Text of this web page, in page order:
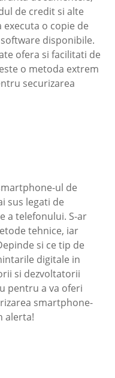
de credit si alte
o copie de
disponibile.
ofera si facilitati de
o metoda extrem
securizarea
ul de
sus legati de
a telefonului. S-ar
tehnice, iar
si ce tip de
digitale in
si dezvoltatorii
pentru a va oferi
smartphone-
alerta!